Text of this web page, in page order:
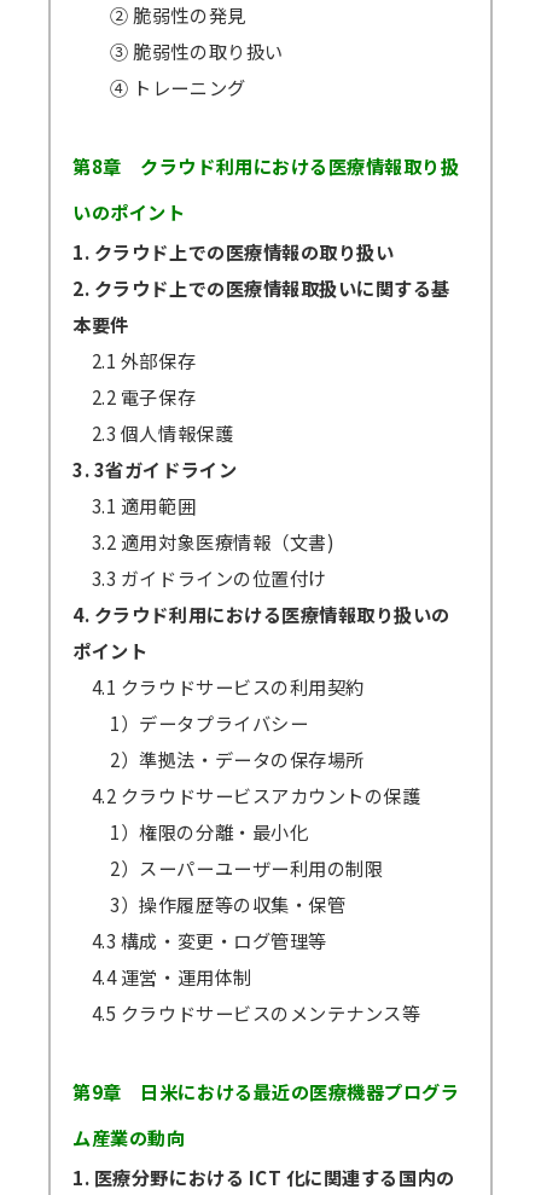
② 脆弱性の発見
③ 脆弱性の取り扱い
④ トレーニング
第8章 クラウド利用における医療情報取り扱
いのポイント
1. クラウド上での医療情報の取り扱い
2. クラウド上での医療情報取扱いに関する基
本要件
2.1 外部保存
2.2 電子保存
2.3 個人情報保護
3. 3省ガイドライン
3.1 適用範囲
3.2 適用対象医療情報（文書)
3.3 ガイドラインの位置付け
4. クラウド利用における医療情報取り扱いの
ポイント
4.1 クラウドサービスの利用契約
1）データプライバシー
2）準拠法・データの保存場所
4.2 クラウドサービスアカウントの保護
1）権限の分離・最小化
2）スーパーユーザー利用の制限
3）操作履歴等の収集・保管
4.3 構成・変更・ログ管理等
4.4 運営・運用体制
4.5 クラウドサービスのメンテナンス等
第9章 日米における最近の医療機器プログラ
ム産業の動向
1. 医療分野における ICT 化に関連する国内の